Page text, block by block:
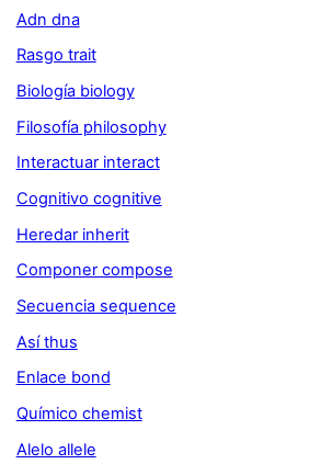
Adn dna
Rasgo trait
Biología biology
Filosofía philosophy
Interactuar interact
Cognitivo cognitive
Heredar inherit
Componer compose
Secuencia sequence
Así thus
Enlace bond
Químico chemist
Alelo allele